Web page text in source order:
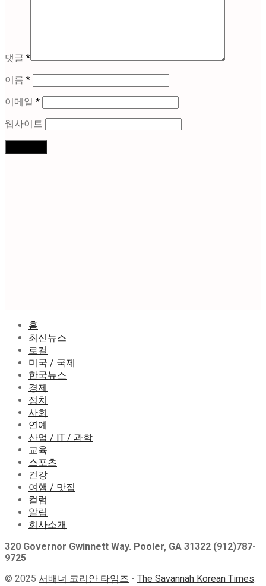
댓글 *
이름 *
이메일 *
웹사이트
홈
최신뉴스
로컬
미국 / 국제
한국뉴스
경제
정치
사회
연예
산업 / IT / 과학
교육
스포츠
건강
여행 / 맛집
컬럼
알림
회사소개
320 Governor Gwinnett Way. Pooler, GA 31322 (912)787-
9725
© 2025 서배너 코리안 타임즈 - The Savannah Korean Times.